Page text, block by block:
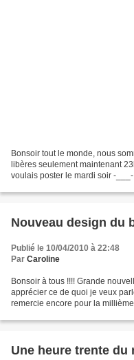
Bonsoir tout le monde, nous
libères seulement maintenant
voulais poster le mardi soir -
Nouveau design du
Publié le 10/04/2010 à 22:48
Par Caroline
Bonsoir à tous !!!! Grande
apprécier ce de quoi je veux
remercie encore pour la
Une heure trente